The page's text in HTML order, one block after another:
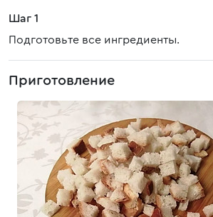
Шаг 1
Подготовьте все ингредиенты.
Приготовление